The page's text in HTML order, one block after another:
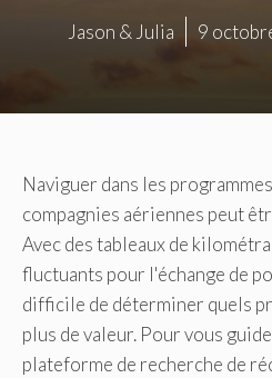
Jason & Julia 9
Naviguer dans les
compagnies aériennes peut
Avec des tableaux de
fluctuants pour l'échange de
difficile de déterminer quels
plus de valeur. Pour vous
plateforme de recherche de